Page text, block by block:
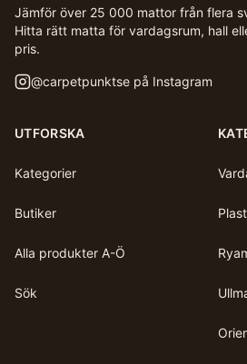
Jämför över 25 000 mattor från flera
Hitta rätt matta för vardagsrum, hall
pris.
@carpetpunktse på Instagram
UTFORSKA
Kategorier
Butiker
Alla produkter A-Ö
Sök